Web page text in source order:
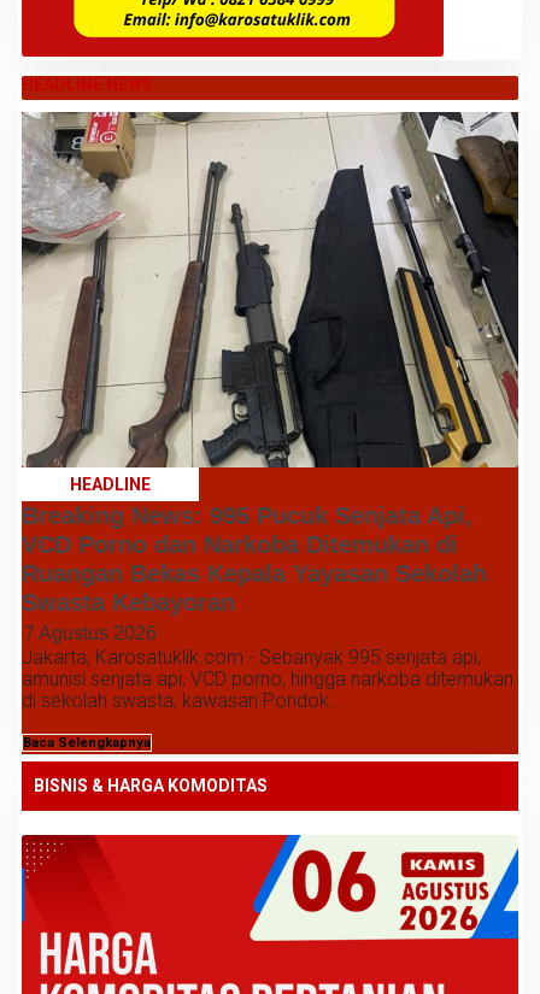
HEADLINE NEWS
HEADLINE
Breaking News: 995 Pucuk Senjata Api,
VCD Porno dan Narkoba Ditemukan di
Ruangan Bekas Kepala Yayasan Sekolah
Swasta Kebayoran
7 Agustus 2026
Jakarta, Karosatuklik.com - Sebanyak 995 senjata api,
amunisi senjata api, VCD porno, hingga narkoba ditemukan
di sekolah swasta, kawasan Pondok...
Baca Selengkapnya
BISNIS & HARGA KOMODITAS